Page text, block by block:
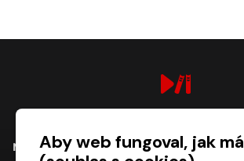
NÁKUPAby web fungoval, jak má